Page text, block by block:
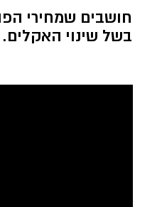
חושבים שמחירי
בשל שינוי